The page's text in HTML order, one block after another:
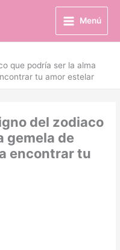
Menú
que podría ser la alma
tu amor estelar
del zodiaco
gemela de
encontrar tu